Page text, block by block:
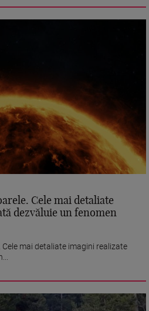
Cele mai detaliate
dezvăluie un fenomen
mai detaliate imagini realizate